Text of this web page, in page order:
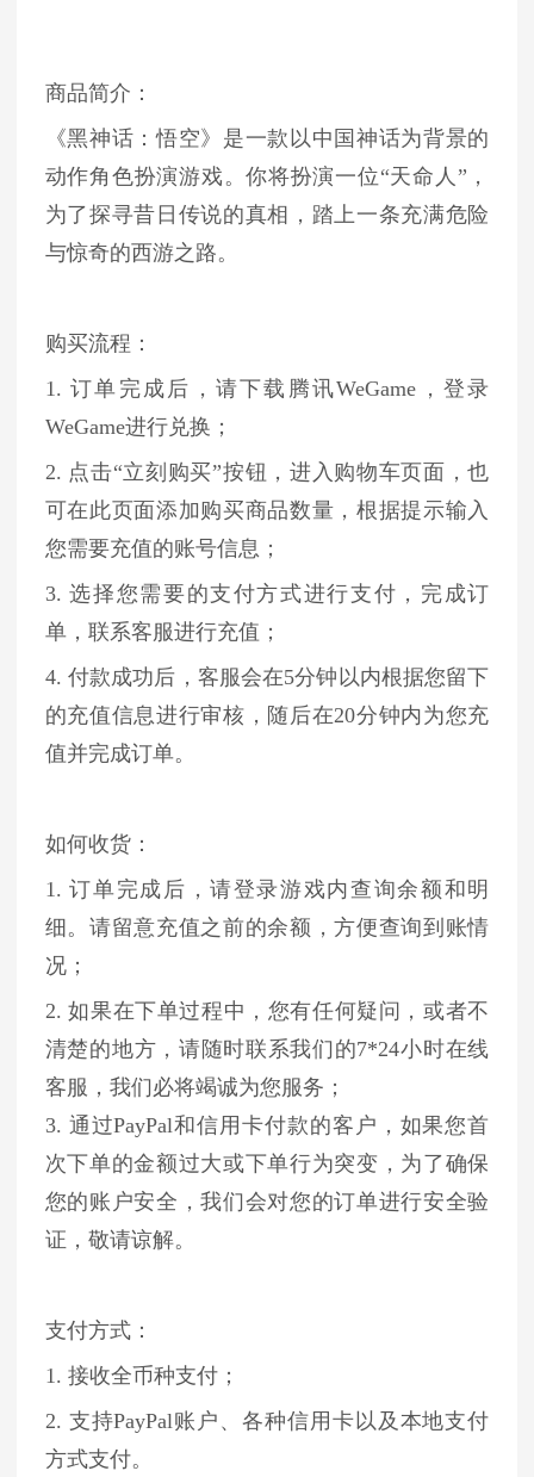
商品简介：
《黑神话：悟空》是一款以中国神话为背景的
动作角色扮演游戏。你将扮演一位“天命人”，
为了探寻昔日传说的真相，踏上一条充满危险
与惊奇的西游之路。
购买流程：
1. 订单完成后，请下载腾讯WeGame，登录
WeGame进行兑换；
2. 点击“立刻购买”按钮，进入购物车页面，也
可在此页面添加购买商品数量，根据提示输入
您需要充值的账号信息；
3. 选择您需要的支付方式进行支付，完成订
单，联系客服进行充值；
4. 付款成功后，客服会在5分钟以内根据您留下
的充值信息进行审核，随后在20分钟内为您充
值并完成订单。
如何收货：
1. 订单完成后，请登录游戏内查询余额和明
细。请留意充值之前的余额，方便查询到账情
况；
2. 如果在下单过程中，您有任何疑问，或者不
清楚的地方，请随时联系我们的7*24小时在线
客服，我们必将竭诚为您服务；
3. 通过PayPal和信用卡付款的客户，如果您首
次下单的金额过大或下单行为突变，为了确保
您的账户安全，我们会对您的订单进行安全验
证，敬请谅解。
支付方式：
1. 接收全币种支付；
2. 支持PayPal账户、各种信用卡以及本地支付
方式支付。